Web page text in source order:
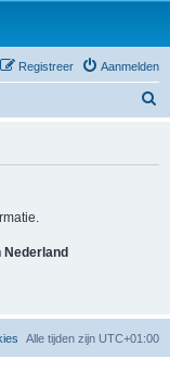
Aanmelden
Registreer
Alle tijden zijn UTC+01:00